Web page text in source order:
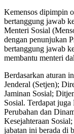
Kemensos dipimpin
bertanggung jawab
Menteri Sosial
dengan penunjukan
bertanggung jawab
membantu menteri
Berdasarkan aturan
Jenderal (Setjen);
Jaminan Sosial;
Sosial. Terdapat
Perubahan dan
Kesejahteraan
jabatan ini berada di